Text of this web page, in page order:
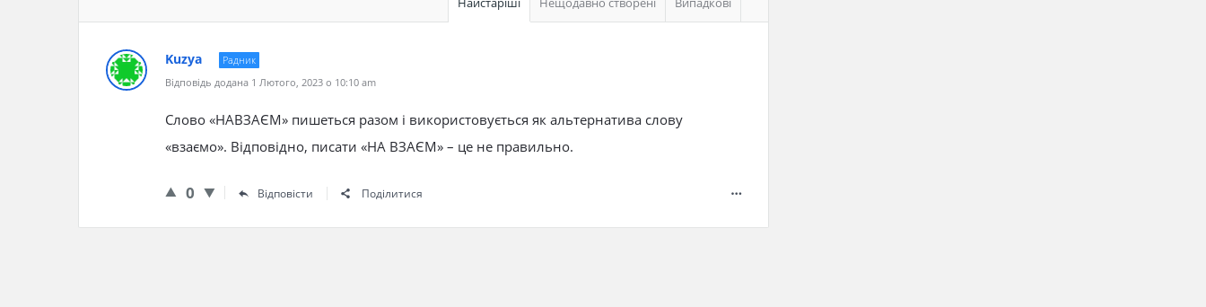
Kuzya
Радник
Відповідь додана 1 Лютого, 2023 о 10:10 am
Слово «НАВЗАЄМ» пишеться разом і використовується як альтернатива слову
«взаємо». Відповідно, писати «НА ВЗАЄМ» – це не правильно.
0 Відповісти Поділитися